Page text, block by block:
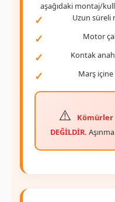
aşağıdaki montaj/
Uzun süreli
Motor
Kontak
Marş içine
Kömürler
DEĞİLDİR.